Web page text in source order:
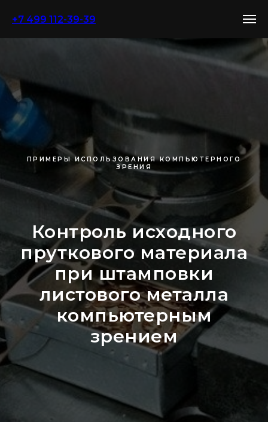
+7 499 112-39-39
ПРИМЕРЫ ИСПОЛЬЗОВАНИЯ КОМПЬЮТЕРНОГО
ЗРЕНИЯ
Контроль исходного
пруткового материала
при штамповки
листового металла
компьютерным
зрением